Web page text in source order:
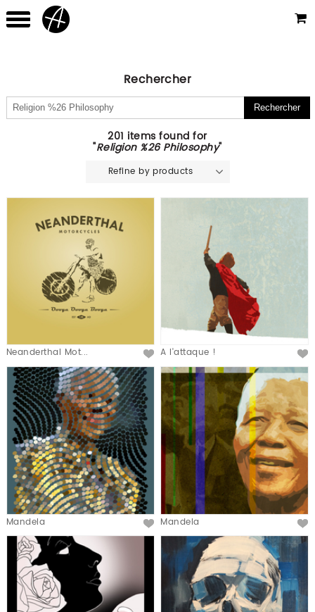
Rechercher
201 items found for
"Religion %26 Philosophy"
Refine by products
Neanderthal Mot... A l'attaque !
Mandela Mandela